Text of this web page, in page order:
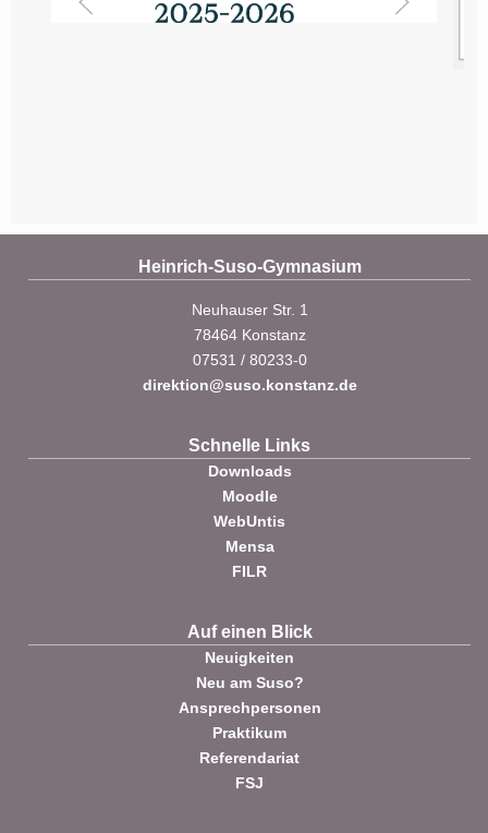
Heinrich-Suso-Gymnasium
Neuhauser Str. 1
78464 Konstanz
07531 / 80233-0
direktion@suso.konstanz.de
Schnelle Links
Downloads
Moodle
WebUntis
Mensa
FILR
Auf einen Blick
Neuigkeiten
Neu am Suso?
Ansprechpersonen
Praktikum
Referendariat
FSJ